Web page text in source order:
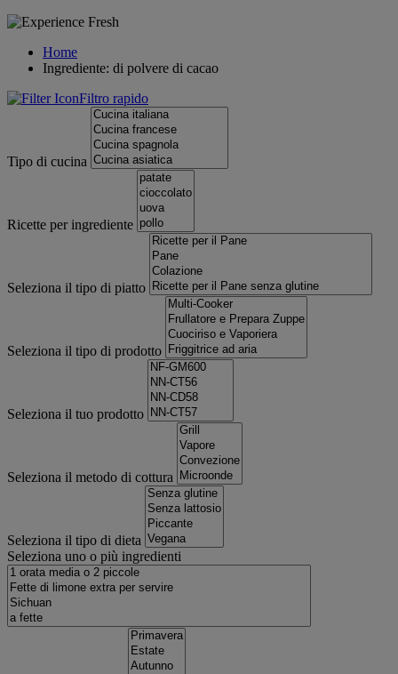
Home
Ingrediente: di polvere di cacao
Filtro rapido
Tipo di cucina
Ricette per ingrediente
Seleziona il tipo di piatto
Seleziona il tipo di prodotto
Seleziona il tuo prodotto
Seleziona il metodo di cottura
Seleziona il tipo di dieta
Seleziona uno o più ingredienti